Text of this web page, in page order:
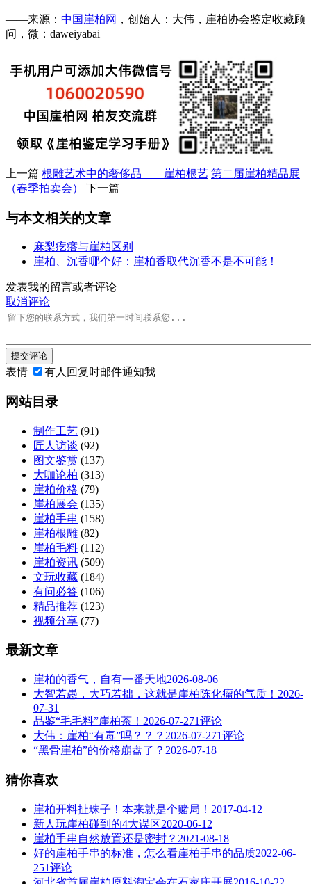
——来源： 中国崖柏网 ，创始人：大伟，崖柏协会鉴定收藏顾
问，微：daweiyabai
上一篇 根雕艺术中的奢侈品——崖柏根艺 第二届崖柏精品展
（春季拍卖会）
下一篇
与本文相关的文章
麻梨疙瘩与崖柏区别
崖柏、沉香哪个好：崖柏香取代沉香不是不可能！
发表我的留言或者评论
取消评论
提交评论
表情 有人回复时邮件通知我
网站目录
制作工艺 (91)
匠人访谈 (92)
图文鉴赏 (137)
大咖论柏 (313)
崖柏价格 (79)
崖柏展会 (135)
崖柏手串 (158)
崖柏根雕 (82)
崖柏毛料 (112)
崖柏资讯 (509)
文玩收藏 (184)
有问必答 (106)
精品推荐 (123)
视频分享 (77)
最新文章
崖柏的香气，自有一番天地2026-08-06
大智若愚，大巧若拙，这就是崖柏陈化瘤的气质！ 2026-
07-31
品鉴“毛毛料”崖柏茶！ 2026-07-271评论
大伟：崖柏“有毒”吗？？？ 2026-07-271评论
“黑骨崖柏”的价格崩盘了？ 2026-07-18
猜你喜欢
崖柏开料扯珠子！本来就是个赌局！ 2017-04-12
新人玩崖柏碰到的4大误区2020-06-12
崖柏手串自然放置还是密封？ 2021-08-18
好的崖柏手串的标准，怎么看崖柏手串的品质2022-06-
251评论